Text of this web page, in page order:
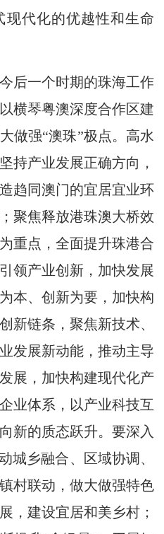
现代化的优越性和生命
一个时期的珠海工作
横琴粤澳深度合作区建
做强“澳珠”极点。高水
持产业发展正确方向，
趋同澳门的宜居宜业环
聚焦释放港珠澳大桥效
重点，全面提升珠港合
领产业创新，加快发展
本、创新为要，加快构
新链条，聚焦新技术、
发展新动能，推动主导
展，加快构建现代化产
业体系，以产业科技互
新的质态跃升。要深入
城乡融合、区域协调、
村联动，做大做强特色
，建设宜居和美乡村；